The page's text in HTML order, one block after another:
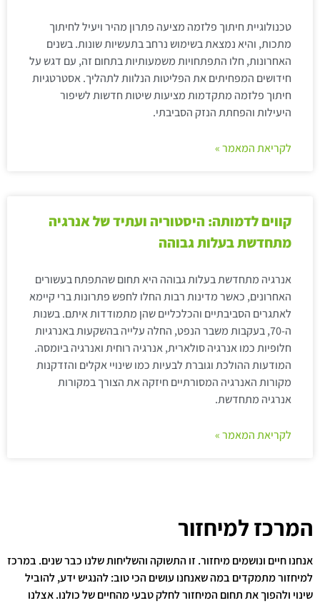
טכנולוגיית חיתוך פלזמה מציעה פתרון מהיר ויעיל לחיתוך
מתכות, והיא נמצאת בשימוש נרחב בתעשיות שונות. בשנים
האחרונות, חלו התפתחויות משמעותיות בתחום זה, עם דגש על
חידושים המפחיתים את הפליטות הנלוות לתהליך. אסטרטגיות
חיתוך פלזמה מתקדמות מציעות שיטות חדשות לשיפור
היעילות והפחתת הנזק הסביבתי.
לקריאת המאמר »
קווים לדמותה: היסטוריה ועתיד של אנרגיה
מתחדשת בעלות גבוהה
אנרגיה מתחדשת בעלות גבוהה היא תחום שהתפתח בעשורים
האחרונים, כאשר מדינות רבות החלו לחפש פתרונות ברי קיימא
לאתגרים הסביבתיים והכלכליים שהן מתמודדות איתם. בשנות
ה-70, בעקבות משבר הנפט, החלה עלייה בהשקעות באנרגיות
חלופיות כמו אנרגיה סולארית, אנרגיה רוחית ואנרגיה ביומסה.
המודעות ההולכת וגוברת לבעיות כמו שינויי אקלים והזדקנות
מקורות האנרגיה המסורתיים חיזקה את הצורך במקורות
אנרגיה מתחדשת.
לקריאת המאמר »
המרכז למיחזור
אנחנו חיים ונושמים מיחזור. זו התשוקה והשליחות שלנו כבר שנים. במרכז
למיחזור מתמקדים במה שאנחנו עושים הכי טוב: להנגיש ידע, להוביל
שינוי ולהפוך את תחום המיחזור לחלק טבעי מהחיים של כולנו. אצלנו